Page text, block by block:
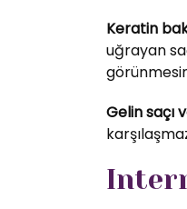
Keratin
uğrayan
Gelin saçı